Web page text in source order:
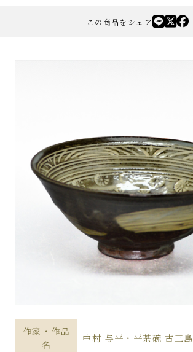
この商品をシェア
作家・作品
名
中村 与平・平茶碗 古三島